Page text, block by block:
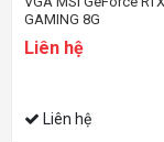
GAMING 8G
Liên hệ
Liên hệ